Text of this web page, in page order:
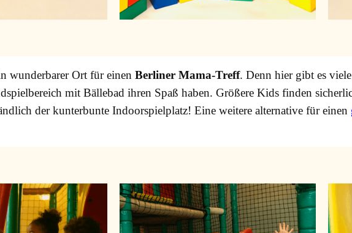
wunderbarer Ort für einen Berliner Mama-Treff. Denn hier gibt es
mit Bällebad ihren Spaß haben. Größere Kids finden
der kunterbunte Indoorspielplatz! Eine weitere alternative für einen